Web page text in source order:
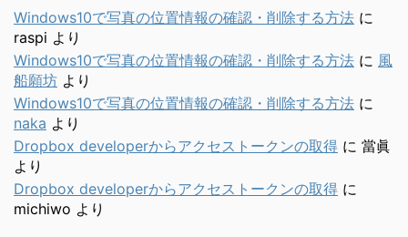
Windows10で写真の位置情報の確認・削除する方法 に
raspi より
Windows10で写真の位置情報の確認・削除する方法 に 風
船願坊 より
Windows10で写真の位置情報の確認・削除する方法 に
naka より
Dropbox developerからアクセストークンの取得 に 當眞
より
Dropbox developerからアクセストークンの取得 に
michiwo より